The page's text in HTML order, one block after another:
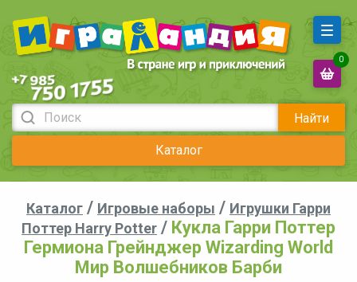
Найти
Каталог
0
Каталог / Игровые наборы / Игрушки Гарри
Поттер Harry Potter / Кукла Гарри Поттер
Гермиона Грейнджер Wizarding World
Мир Волшебников Барби